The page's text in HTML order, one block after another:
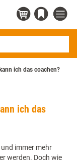
ich das coachen?
ich das
immer mehr
werden. Doch wie